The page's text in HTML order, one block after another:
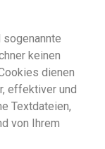
keinen
dienen
effektiver und
Textdateien,
von Ihrem